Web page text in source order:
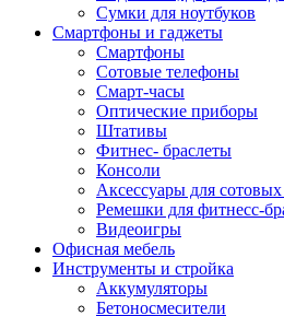
Сумки для ноутбуков
Смартфоны и гаджеты
Смартфоны
Сотовые телефоны
Смарт-часы
Оптические приборы
Штативы
Фитнес- браслеты
Консоли
Аксессуары для
Ремешки для фитнесс-
Видеоигры
Офисная мебель
Инструменты и стройка
Аккумуляторы
Бетоносмесители